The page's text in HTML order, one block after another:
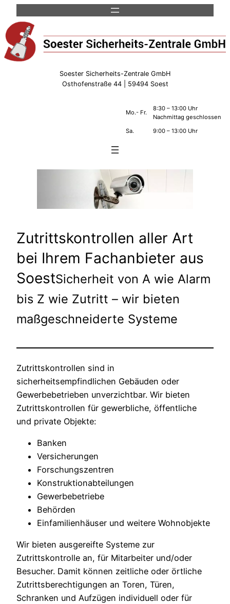
Soester Sicherheits-Zentrale GmbH
Osthofenstraße 44 | 59494 Soest
Mo.- Fr.
8:30 – 13:00 Uhr
Nachmittag geschlossen
Sa.
9:00 – 13:00 Uhr
Zutrittskontrollen aller Art
bei Ihrem Fachanbieter aus
SoestSicherheit von A wie Alarm
bis Z wie Zutritt – wir bieten
maßgeschneiderte Systeme
Zutrittskontrollen sind in
sicherheitsempfindlichen Gebäuden oder
Gewerbebetrieben unverzichtbar. Wir bieten
Zutrittskontrollen für gewerbliche, öffentliche
und private Objekte:
Banken
Versicherungen
Forschungszentren
Konstruktionabteilungen
Gewerbebetriebe
Behörden
Einfamilienhäuser und weitere Wohnobjekte
Wir bieten ausgereifte Systeme zur
Zutrittskontrolle an, für Mitarbeiter und/oder
Besucher. Damit können zeitliche oder örtliche
Zutrittsberechtigungen an Toren, Türen,
Schranken und Aufzügen individuell oder für